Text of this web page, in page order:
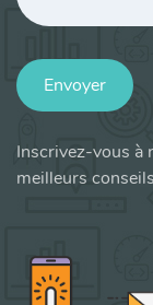
Envoyer
Inscrivez-vous à
meilleurs conseils